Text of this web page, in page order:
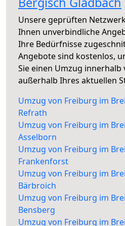
Unsere geprüften
Ihnen unverbindliche
Ihre Bedürfnisse
Angebote sind kostenlos,
Sie einen Umzug
außerhalb Ihres aktuellen
Umzug von Freiburg im
Refrath
Umzug von Freiburg im
Asselborn
Umzug von Freiburg im
Frankenforst
Umzug von Freiburg im
Bärbroich
Umzug von Freiburg im
Bensberg
Umzug von Freiburg im